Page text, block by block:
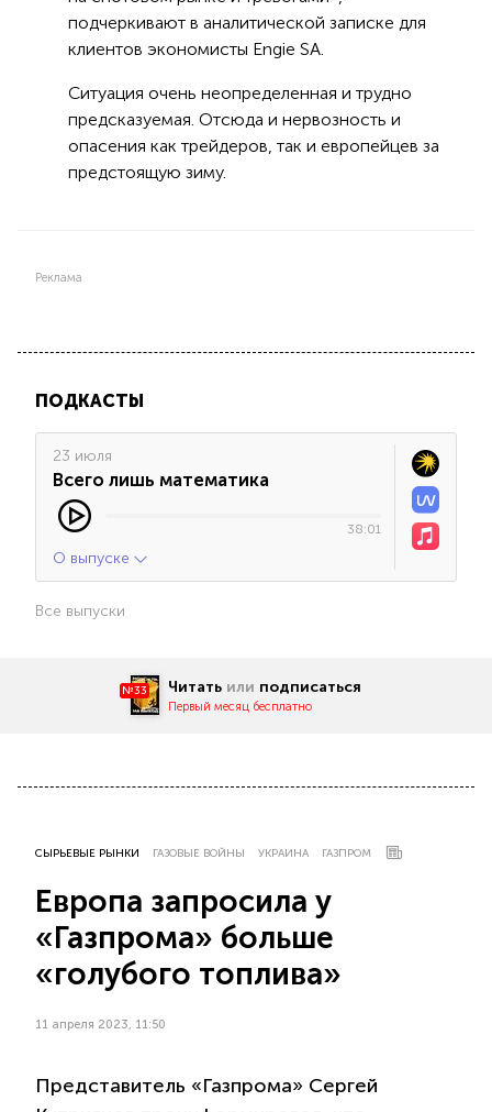
подчеркивают в аналитической записке для
клиентов экономисты Engie SA.
Ситуация очень неопределенная и трудно
предсказуемая. Отсюда и нервозность и
опасения как трейдеров, так и европейцев за
предстоящую зиму.
Реклама
ПОДКАСТЫ
23 июля
Всего лишь математика
38:01
О выпуске
Все выпуски
№33 Читать или подписаться
Первый месяц бесплатно
СЫРЬЕВЫЕ РЫНКИ ГАЗОВЫЕ ВОЙНЫ УКРАИНА ГАЗПРОМ
Европа запросила у
«Газпрома» больше
«голубого топлива»
11 апреля 2023, 11:50
Представитель «Газпрома» Сергей